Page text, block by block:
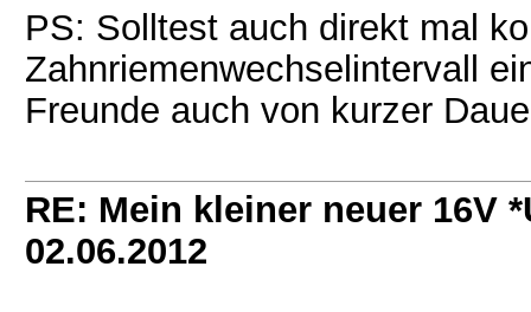
PS: Solltest auch direkt mal
Zahnriemenwechselintervall
Freunde auch von kurzer
RE: Mein kleiner neuer 16V
02.06.2012